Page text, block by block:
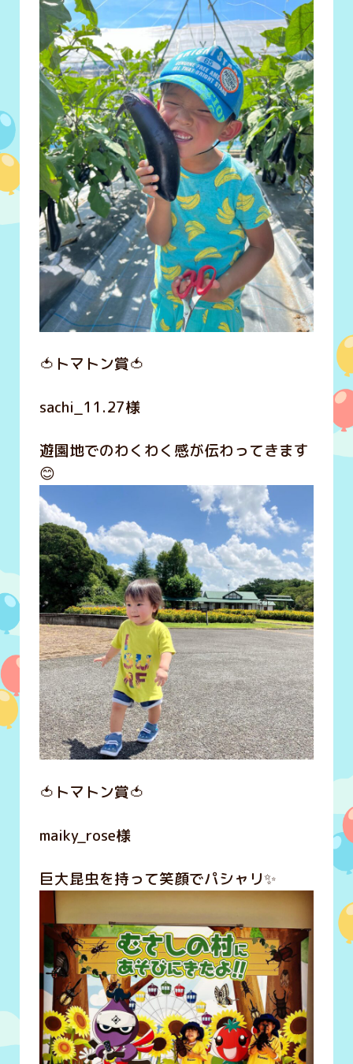
🍅トマトン賞🍅
sachi_11.27様
遊園地でのわくわく感が伝わってきます
😊
🍅トマトン賞🍅
maiky_rose様
巨大昆虫を持って笑顔でパシャリ✨